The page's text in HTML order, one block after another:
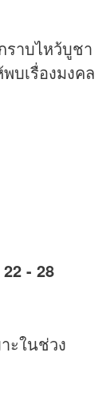
บไหว้บูชา
บเรื่องมงคล
22 - 28
ะในช่วง